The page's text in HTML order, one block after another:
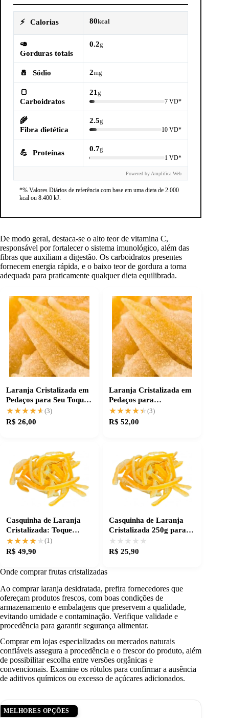
⚡ Calorias 80kcal
🥑
Gorduras totais
0.2g
🧂 Sódio 2mg
🍞
Carboidratos
21 g
7 VD*
🌾
Fibra dietética
2.5g
10 VD*
💪 Proteínas 0.7g
1 VD*
Powered by Amplifica Web
*% Valores Diários de referência com base em uma dieta de 2.000
kcal ou 8.400 kJ.
De modo geral, destaca-se o alto teor de vitamina C,
responsável por fortalecer o sistema imunológico, além das
fibras que auxiliam a digestão. Os carboidratos presentes
fornecem energia rápida, e o baixo teor de gordura a torna
adequada para praticamente qualquer dieta equilibrada.
Laranja Cristalizada em
Pedaços para Seu Toque
Especial
★★★★★
★★★★★ (3)
R$ 26,00
Laranja Cristalizada em
Pedaços para
Finalizações Especiais
★★★★★
★★★★★(3)
R$ 52,00
Casquinha de Laranja
Cristalizada: Toque
Especial na Sua Receita
★★★★★
★★★★★ (1)
R$ 49,90
Casquinha de Laranja
Cristalizada 250g para
receitas especiais
★★★★★
★★★★★
R$ 25,90
Onde comprar frutas cristalizadas
Ao comprar laranja desidratada, prefira fornecedores que
ofereçam produtos frescos, com boas condições de
armazenamento e embalagens que preservem a qualidade,
evitando umidade e contaminação. Verifique validade e
procedência para garantir segurança alimentar.
Comprar em lojas especializadas ou mercados naturais
confiáveis assegura a procedência e o frescor do produto, além
de possibilitar escolha entre versões orgânicas e
convencionais. Examine os rótulos para confirmar a ausência
de aditivos químicos ou excesso de açúcares adicionados.
MELHORES OPÇÕES